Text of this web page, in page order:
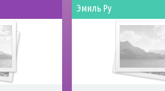
Эмиль Ру